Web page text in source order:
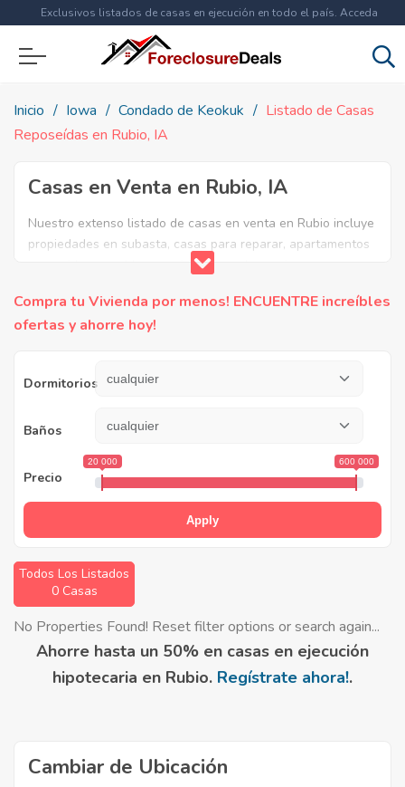
Exclusivos listados de casas en ejecución en todo el país. Acceda
ahora a
Inicio Iowa Condado de Keokuk
Listado de Casas
Reposeídas en Rubio, IA
Casas en Venta en Rubio, IA
Nuestro extenso listado de casas en venta en Rubio incluye
propiedades en subasta, casas para reparar, apartamentos
reposeidos por el banco, ejecuciones bancarias y casas en
estas increibles ofertas en Bienes Raíces en Rubio, Iowa.
Compra tu Vivienda por menos! ENCUENTRE increíbles
ofertas y ahorre hoy!
Dormitorios
Baños
Precio
20 000 600 000
Apply
Todos Los Listados
0 Casas
No Properties Found! Reset filter options or search again...
Ahorre hasta un 50% en casas en ejecución
hipotecaria en Rubio. Regístrate ahora!.
Cambiar de Ubicación